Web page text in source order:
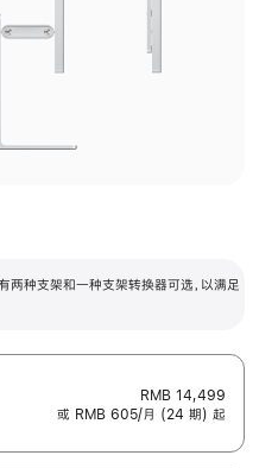
种支架和一种支架转换器可选，以满足
RMB 14,499
或 RMB 605/月 (24 期) 起